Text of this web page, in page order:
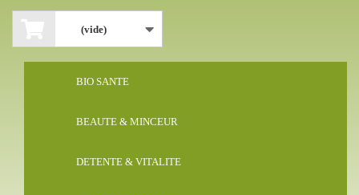
(vide)
BIO SANTE
BEAUTE & MINCEUR
DETENTE & VITALITE